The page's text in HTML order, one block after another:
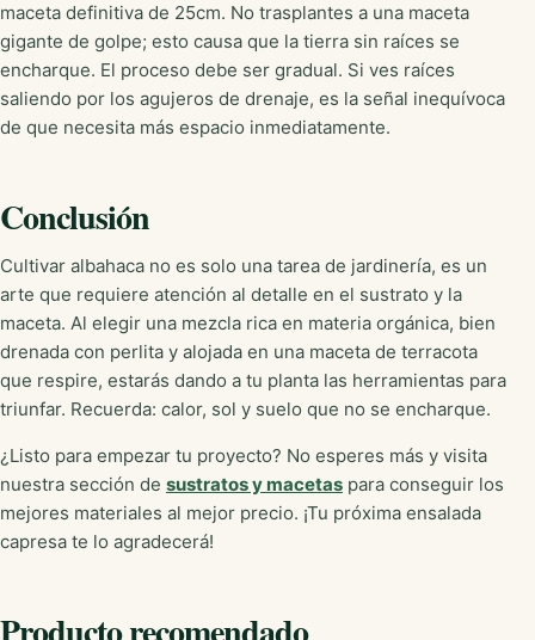
maceta definitiva de 25cm. No trasplantes a una maceta
gigante de golpe; esto causa que la tierra sin raíces se
encharque. El proceso debe ser gradual. Si ves raíces
saliendo por los agujeros de drenaje, es la señal inequívoca
de que necesita más espacio inmediatamente.
Conclusión
Cultivar albahaca no es solo una tarea de jardinería, es un
arte que requiere atención al detalle en el sustrato y la
maceta. Al elegir una mezcla rica en materia orgánica, bien
drenada con perlita y alojada en una maceta de terracota
que respire, estarás dando a tu planta las herramientas para
triunfar. Recuerda: calor, sol y suelo que no se encharque.
¿Listo para empezar tu proyecto? No esperes más y visita
nuestra sección de sustratos y macetas para conseguir los
mejores materiales al mejor precio. ¡Tu próxima ensalada
capresa te lo agradecerá!